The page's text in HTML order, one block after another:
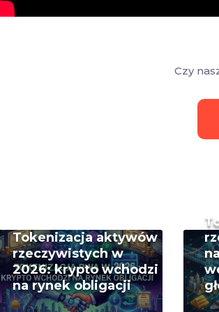
Czy
Tokenizacja aktywów
rzeczywistych w
2026: krypto wchodzi
na rynek obligacji